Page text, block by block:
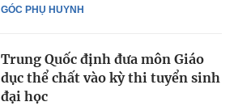
GÓC PHỤ HUYNH
Trung Quốc định đưa môn Giáo
dục thể chất vào kỳ thi tuyển sinh
đại học